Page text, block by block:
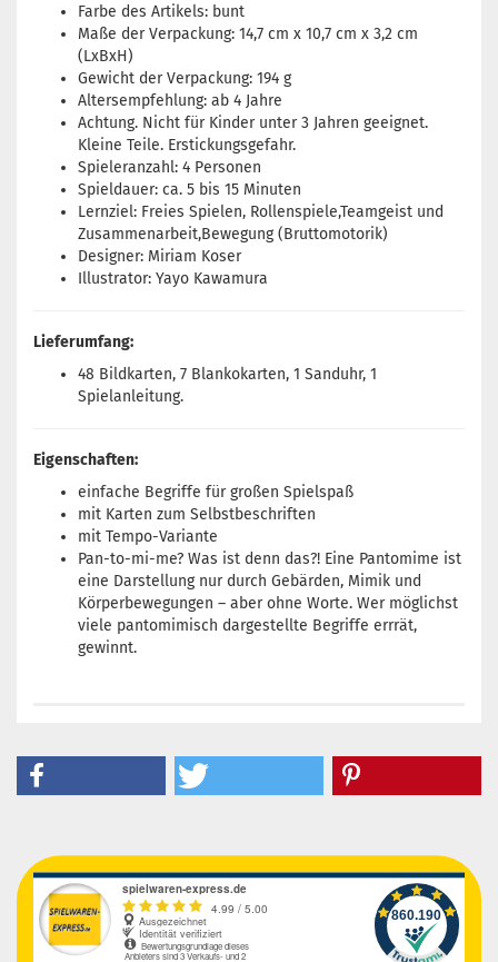
Farbe des Artikels: bunt
Maße der Verpackung: 14,7 cm x 10,7 cm x 3,2 cm
(LxBxH)
Gewicht der Verpackung: 194 g
Altersempfehlung: ab 4 Jahre
Achtung. Nicht für Kinder unter 3 Jahren geeignet.
Kleine Teile. Erstickungsgefahr.
Spieleranzahl: 4 Personen
Spieldauer: ca. 5 bis 15 Minuten
Lernziel: Freies Spielen, Rollenspiele,Teamgeist und
Zusammenarbeit,Bewegung (Bruttomotorik)
Designer: Miriam Koser
Illustrator: Yayo Kawamura
Lieferumfang:
48 Bildkarten, 7 Blankokarten, 1 Sanduhr, 1
Spielanleitung.
Eigenschaften:
einfache Begriffe für großen Spielspaß
mit Karten zum Selbstbeschriften
mit Tempo-Variante
Pan-to-mi-me? Was ist denn das?! Eine Pantomime ist
eine Darstellung nur durch Gebärden, Mimik und
Körperbewegungen – aber ohne Worte. Wer möglichst
viele pantomimisch dargestellte Begriffe errrät,
gewinnt.